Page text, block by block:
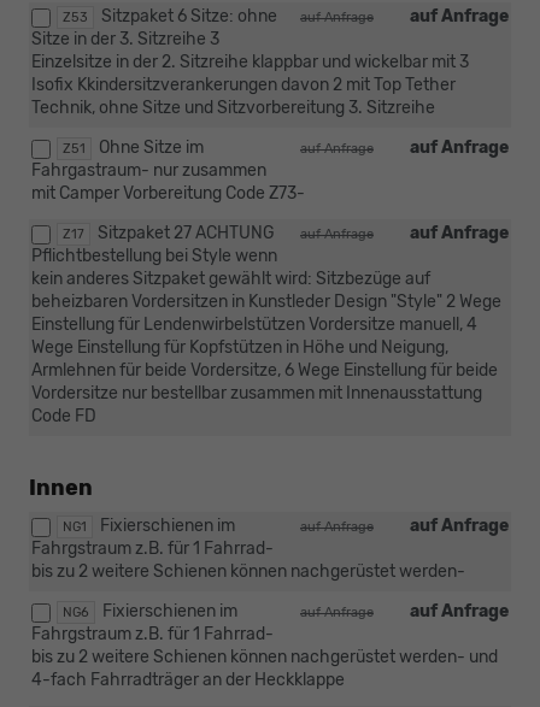
Z53 auf Anfrage
auf Anfrage
Sitzpaket 6 Sitze: ohne
Sitze in der 3. Sitzreihe 3
Einzelsitze in der 2. Sitzreihe klappbar und wickelbar mit 3
Isofix Kkindersitzverankerungen davon 2 mit Top Tether
Technik, ohne Sitze und Sitzvorbereitung 3. Sitzreihe
Z51 auf Anfrage
auf Anfrage
Ohne Sitze im
Fahrgastraum- nur zusammen
mit Camper Vorbereitung Code Z73-
Z17 auf Anfrage
auf Anfrage
Sitzpaket 27 ACHTUNG
Pflichtbestellung bei Style wenn
kein anderes Sitzpaket gewählt wird: Sitzbezüge auf
beheizbaren Vordersitzen in Kunstleder Design "Style" 2 Wege
Einstellung für Lendenwirbelstützen Vordersitze manuell, 4
Wege Einstellung für Kopfstützen in Höhe und Neigung,
Armlehnen für beide Vordersitze, 6 Wege Einstellung für beide
Vordersitze nur bestellbar zusammen mit Innenausstattung
Code FD
Innen
NG1 auf Anfrage
auf Anfrage
Fixierschienen im
Fahrgstraum z.B. für 1 Fahrrad-
bis zu 2 weitere Schienen können nachgerüstet werden-
NG6 auf Anfrage
auf Anfrage
Fixierschienen im
Fahrgstraum z.B. für 1 Fahrrad-
bis zu 2 weitere Schienen können nachgerüstet werden- und
4-fach Fahrradträger an der Heckklappe